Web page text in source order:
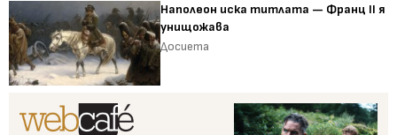
Наполеон иска титлата — Франц II я
унищожава
Досиета